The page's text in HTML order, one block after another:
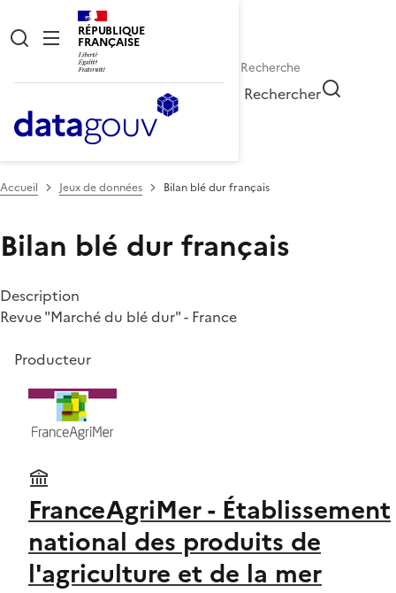
RÉPUBLIQUE
FRANÇAISE
Rechercher
Accueil Jeux de données Bilan blé dur français
Bilan blé dur français
Description
Revue "Marché du blé dur" - France
Producteur
FranceAgriMer - Établissement
national des produits de
l'agriculture et de la mer